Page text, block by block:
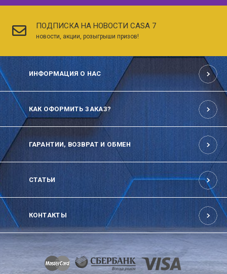
ПОДПИСКА НА НОВОСТИ CASA 7
новости, акции, розыгрыши призов!
ИНФОРМАЦИЯ О НАС
КАК ОФОРМИТЬ ЗАКАЗ?
ГАРАНТИИ, ВОЗВРАТ И ОБМЕН
СТАТЬИ
КОНТАКТЫ